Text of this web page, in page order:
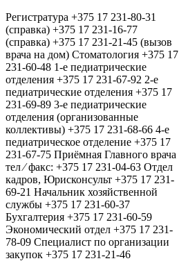
Регистратура +375 17 231-80-31
(справка) +375 17 231-16-77
(справка) +375 17 231-21-45 (вызов
врача на дом) Стоматология +375 17
231-60-48 1-е педиатрические
отделения +375 17 231-67-92 2-е
педиатрические отделения +375 17
231-69-89 3-е педиатрические
отделения (организованные
коллективы) +375 17 231-68-66 4-е
педиатрическое отделение +375 17
231-67-75 Приёмная Главного врача
тел ⁄ факс: +375 17 231-04-63 Отдел
кадров, Юрисконсульт +375 17 231-
69-21 Начальник хозяйственной
службы +375 17 231-60-37
Бухгалтерия +375 17 231-60-59
Экономический отдел +375 17 231-
78-09 Специалист по организации
закупок +375 17 231-21-46